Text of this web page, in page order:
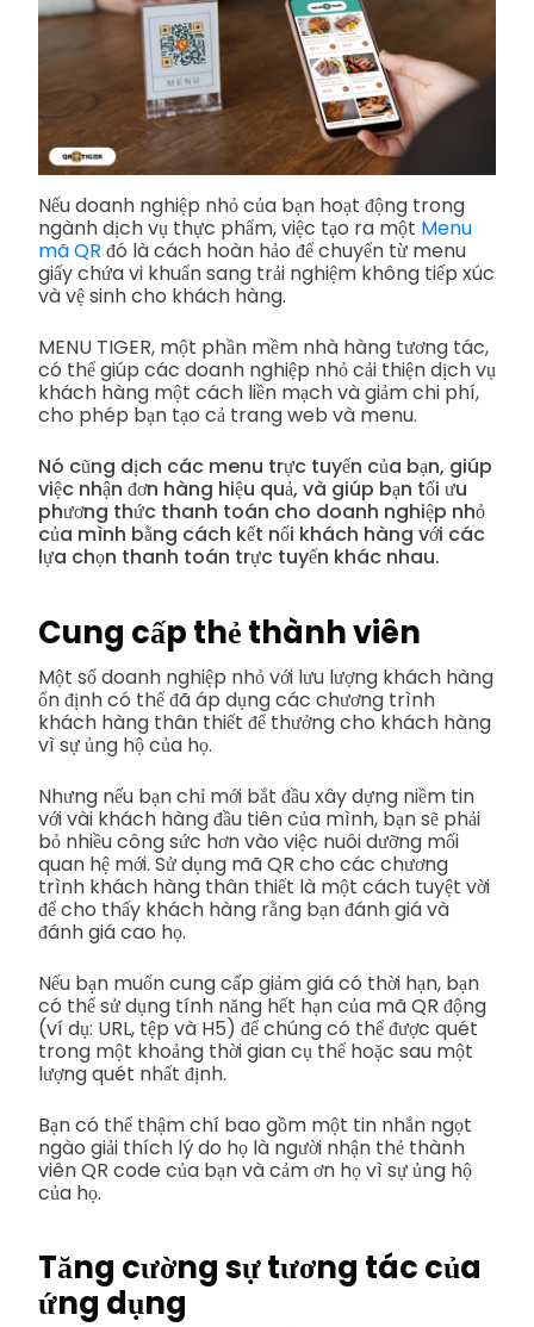
Nếu doanh nghiệp nhỏ của bạn hoạt động trong
ngành dịch vụ thực phẩm, việc tạo ra một Menu
mã QR đó là cách hoàn hảo để chuyển từ menu
giấy chứa vi khuẩn sang trải nghiệm không tiếp xúc
và vệ sinh cho khách hàng.
MENU TIGER, một phần mềm nhà hàng tương tác,
có thể giúp các doanh nghiệp nhỏ cải thiện dịch vụ
khách hàng một cách liền mạch và giảm chi phí,
cho phép bạn tạo cả trang web và menu.
Nó cũng dịch các menu trực tuyến của bạn, giúp
việc nhận đơn hàng hiệu quả, và giúp bạn tối ưu
phương thức thanh toán cho doanh nghiệp nhỏ
của mình bằng cách kết nối khách hàng với các
lựa chọn thanh toán trực tuyến khác nhau.
Cung cấp thẻ thành viên
Một số doanh nghiệp nhỏ với lưu lượng khách hàng
ổn định có thể đã áp dụng các chương trình
khách hàng thân thiết để thưởng cho khách hàng
vì sự ủng hộ của họ.
Nhưng nếu bạn chỉ mới bắt đầu xây dựng niềm tin
với vài khách hàng đầu tiên của mình, bạn sẽ phải
bỏ nhiều công sức hơn vào việc nuôi dưỡng mối
quan hệ mới. Sử dụng mã QR cho các chương
trình khách hàng thân thiết là một cách tuyệt vời
để cho thấy khách hàng rằng bạn đánh giá và
đánh giá cao họ.
Nếu bạn muốn cung cấp giảm giá có thời hạn, bạn
có thể sử dụng tính năng hết hạn của mã QR động
(ví dụ: URL, tệp và H5) để chúng có thể được quét
trong một khoảng thời gian cụ thể hoặc sau một
lượng quét nhất định.
Bạn có thể thậm chí bao gồm một tin nhắn ngọt
ngào giải thích lý do họ là người nhận thẻ thành
viên QR code của bạn và cảm ơn họ vì sự ủng hộ
của họ.
Tăng cường sự tương tác của
ứng dụng